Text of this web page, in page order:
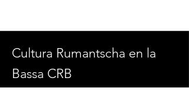
Cultura Rumantscha en la
Bassa CRB